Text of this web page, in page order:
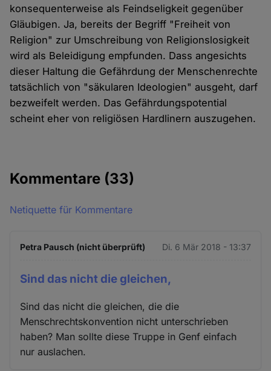
konsequenterweise als Feindseligkeit gegenüber
Gläubigen. Ja, bereits der Begriff "Freiheit von
Religion" zur Umschreibung von Religionslosigkeit
wird als Beleidigung empfunden. Dass angesichts
dieser Haltung die Gefährdung der Menschenrechte
tatsächlich von "säkularen Ideologien" ausgeht, darf
bezweifelt werden. Das Gefährdungspotential
scheint eher von religiösen Hardlinern auszugehen.
Kommentare (33)
Netiquette für Kommentare
Petra Pausch (nicht überprüft) Di. 6 Mär 2018 - 13:37
Sind das nicht die gleichen,
Sind das nicht die gleichen, die die
Menschrechtskonvention nicht unterschrieben
haben? Man sollte diese Truppe in Genf einfach
nur auslachen.